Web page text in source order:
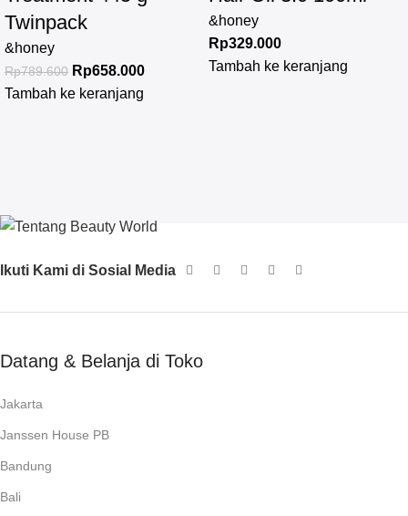
Twinpack
&honey
Rp789.600 Rp658.000
Tambah ke keranjang
&honey
Rp329.000
Tambah ke keranjang
Ikuti Kami di Sosial Media
Datang & Belanja di Toko
Jakarta
Janssen House PB
Bandung
Bali